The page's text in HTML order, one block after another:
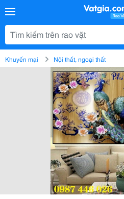
Khuyến mại Nội thất, ngoại thất